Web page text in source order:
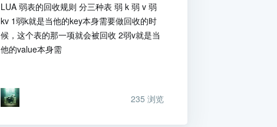
LUA 弱表的回收规则 分三种表 弱 k 弱 v 弱
kv 1弱k就是当他的key本身需要做回收的时
候，这个表的那一项就会被回收 2弱v就是当
他的value本身需
235 浏览